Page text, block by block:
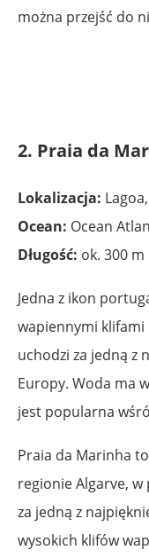
można przejść do
2. Praia da
Lokalizacja:
Ocean: Ocean
Długość: ok. 300 m
Jedna z ikon
wapiennymi klifami
uchodzi za jedną z
Europy. Woda ma
jest popularna
Praia da Marinha
regionie Algarve, w
za jedną z
wysokich klifów